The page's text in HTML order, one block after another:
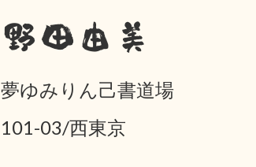
野田由美
夢ゆみりん己書道場
101-03/西東京